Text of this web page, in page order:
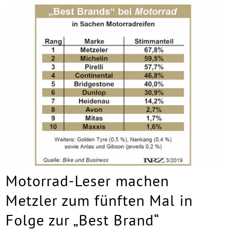
Motorrad-Leser machen
Metzler zum fünften Mal in
Folge zur „Best Brand“